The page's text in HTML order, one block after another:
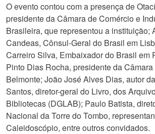
O evento contou com a presença de
presidente da Câmara de Comércio e
Brasileira, que representou a instituição;
Candeas, Cônsul-Geral do Brasil em
Carreiro Silva, Embaixador do Brasil em
Pinto Dias Rocha, presidente da
Belmonte; João José Alves Dias, autor
Santos, diretor-geral do Livro, dos
Bibliotecas (DGLAB); Paulo Batista,
Nacional da Torre do Tombo,
Caleidoscópio, entre outros convidados.